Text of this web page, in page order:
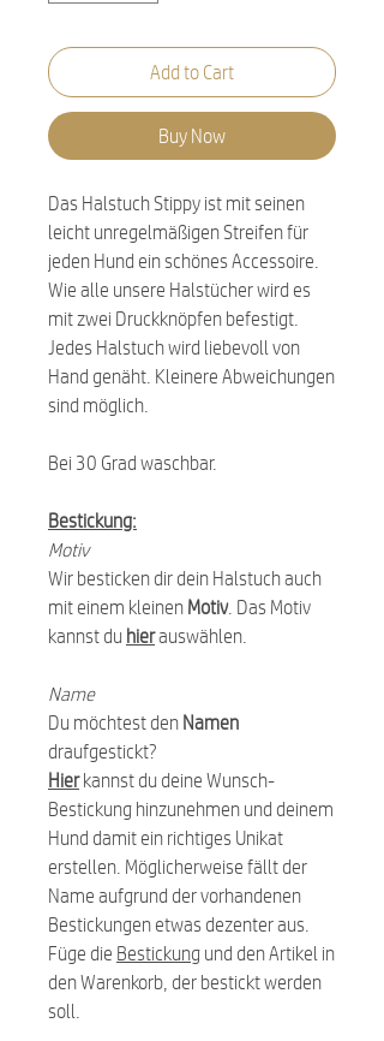
Add to Cart
Buy Now
Das Halstuch Stippy ist mit seinen
leicht unregelmäßigen Streifen für
jeden Hund ein schönes Accessoire.
Wie alle unsere Halstücher wird es
mit zwei Druckknöpfen befestigt.
Jedes Halstuch wird liebevoll von
Hand genäht. Kleinere Abweichungen
sind möglich.
Bei 30 Grad waschbar.
Bestickung:
Motiv
Wir besticken dir dein Halstuch auch
mit einem kleinen Motiv. Das Motiv
kannst du hierauswählen.
Name
Du möchtest den Namen
draufgestickt?
Hierkannst du deine Wunsch-
Bestickung hinzunehmen und deinem
Hund damit ein richtiges Unikat
erstellen. Möglicherweise fällt der
Name aufgrund der vorhandenen
Bestickungen etwas dezenter aus.
Füge die Bestickung und den Artikel in
den Warenkorb, der bestickt werden
soll.